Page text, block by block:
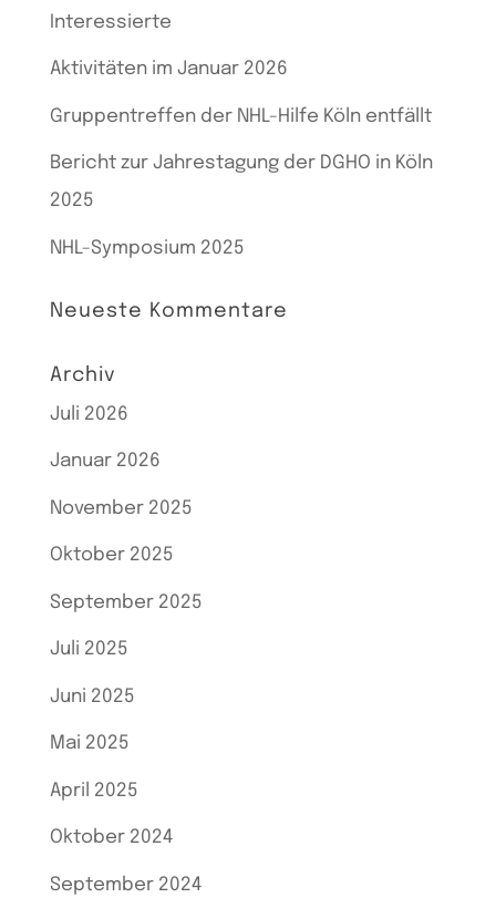
Interessierte
Aktivitäten im Januar 2026
Gruppentreffen der NHL-Hilfe Köln entfällt
Bericht zur Jahrestagung der DGHO in Köln
2025
NHL-Symposium 2025
Neueste Kommentare
Archiv
Juli 2026
Januar 2026
November 2025
Oktober 2025
September 2025
Juli 2025
Juni 2025
Mai 2025
April 2025
Oktober 2024
September 2024